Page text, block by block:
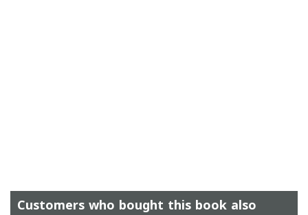
Customers who bought this book also